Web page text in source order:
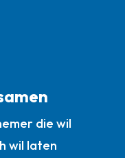
die wil
wil laten